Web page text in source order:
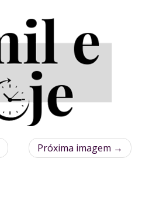
Próxima imagem →